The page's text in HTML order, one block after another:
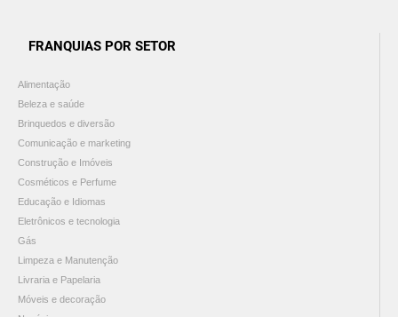
FRANQUIAS POR SETOR
Alimentação
Beleza e saúde
Brinquedos e diversão
Comunicação e marketing
Construção e Imóveis
Cosméticos e Perfume
Educação e Idiomas
Eletrônicos e tecnologia
Gás
Limpeza e Manutenção
Livraria e Papelaria
Móveis e decoração